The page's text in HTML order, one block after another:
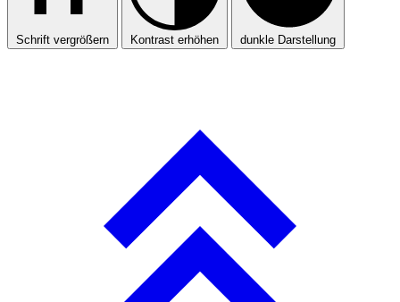
Schrift vergrößern Kontrast erhöhen dunkle Darstellung